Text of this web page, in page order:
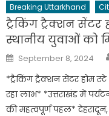
Breaking Uttarkhand
ट्रैकिंग ट्रैक्शन सेंटर
स्थानीय युवाओं को
Posted
on
September 8, 2024
*ट्रैकिंग ट्रैक्शन सेंटर होम
रहा लाभ* *उत्तराखंड में
की महत्वपूर्ण पहल*